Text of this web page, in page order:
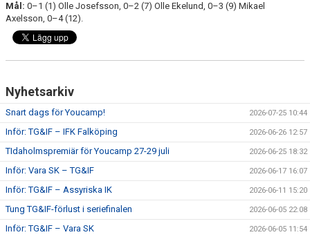
Mål: 0–1 (1) Olle Josefsson, 0–2 (7) Olle Ekelund, 0–3 (9) Mikael
Axelsson, 0–4 (12).
Nyhetsarkiv
Snart dags för Youcamp! 2026-07-25 10:44
Inför: TG&IF – IFK Falköping 2026-06-26 12:57
TIdaholmspremiär för Youcamp 27-29 juli 2026-06-25 18:32
Inför: Vara SK – TG&IF 2026-06-17 16:07
Inför: TG&IF – Assyriska IK 2026-06-11 15:20
Tung TG&IF-förlust i seriefinalen 2026-06-05 22:08
Inför: TG&IF – Vara SK 2026-06-05 11:54